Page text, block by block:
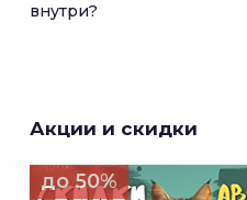
внутри?
Акции и скидки
до 50%